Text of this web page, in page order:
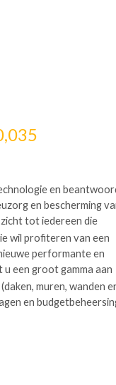
en
en bescherming
tot iedereen die
wil profiteren van een
performante en
u een groot gamma aan
muren, wanden
en